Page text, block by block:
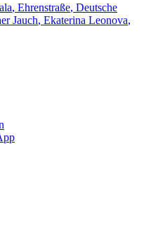
Ehrenstraße Deutsche
Jauch Ekaterina Leonova